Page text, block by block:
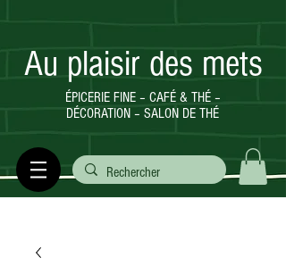
ÉPICERIE FINE – CAFÉ & THÉ –
DÉCORATION – SALON DE THÉ
Au plaisir des mets